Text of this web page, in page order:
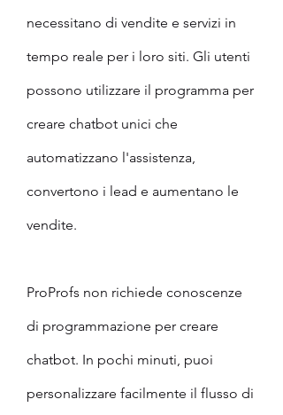
necessitano di vendite e servizi in
tempo reale per i loro siti. Gli utenti
possono utilizzare il programma per
creare chatbot unici che
automatizzano l'assistenza,
convertono i lead e aumentano le
vendite.
ProProfs non richiede conoscenze
di programmazione per creare
chatbot. In pochi minuti, puoi
personalizzare facilmente il flusso di